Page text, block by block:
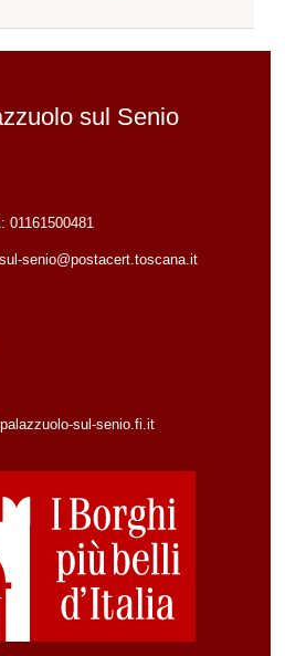
sul Senio
01161500481
senio@postacert.toscana.it
sul-senio.fi.it